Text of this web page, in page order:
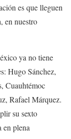
es que lleguen
en nuestro
ya no tiene
Hugo Sánchez,
Cuauhtémoc
Rafael Márquez.
su sexto
en plena